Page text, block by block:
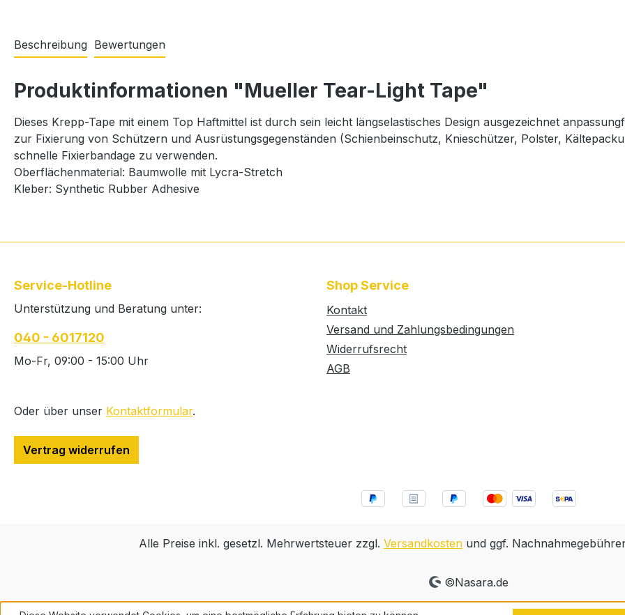
Beschreibung Bewertungen
Produktinformationen "Mueller Tear-Light Tape"
Dieses Krepp-Tape mit einem Top Haftmittel ist durch sein leicht längselastisches Design ausgezeichnet
zur Fixierung von Schützern und Ausrüstungsgegenständen (Schienbeinschutz, Knieschützer, Polster,
schnelle Fixierbandage zu verwenden.
Oberflächenmaterial: Baumwolle mit Lycra-Stretch
Kleber: Synthetic Rubber Adhesive
Service-Hotline
Unterstützung und Beratung unter:
040 - 6017120
Mo-Fr, 09:00 - 15:00 Uhr
Oder über unser Kontaktformular.
Vertrag widerrufen
Shop Service
Kontakt
Versand und Zahlungsbedingungen
Widerrufsrecht
AGB
Alle Preise inkl. gesetzl. Mehrwertsteuer zzgl. Versandkosten und ggf.
©Nasara.de